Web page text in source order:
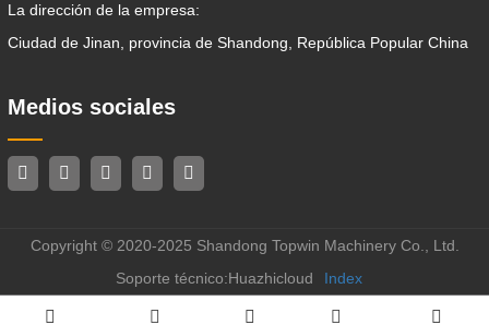
La dirección de la empresa:
Ciudad de Jinan, provincia de Shandong, República Popular China
Medios sociales
Copyright © 2020-2025 Shandong Topwin Machinery Co., Ltd.
Soporte técnico:Huazhicloud
Index